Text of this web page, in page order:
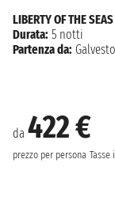
da 422 €
prezzo per persona Tasse
LIBERTY OF THE SEAS
Durata: 5 notti
Partenza da: